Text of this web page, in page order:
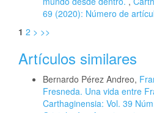
69 (2020): Número de
1 2 > >>
Artículos similares
Bernardo Pérez Andreo,
Fresneda. Una vida entre
Carthaginensia: Vol. 39